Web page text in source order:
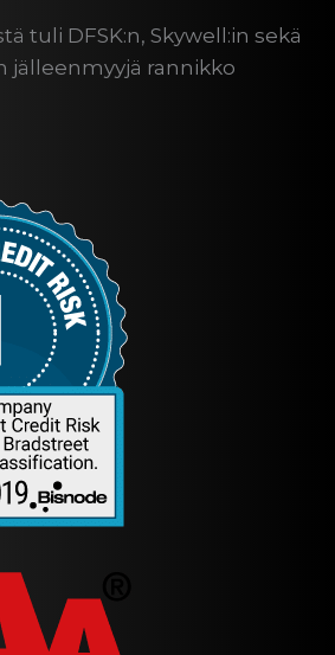
tuli DFSK:n, Skywell:in sekä
jälleenmyyjä rannikko